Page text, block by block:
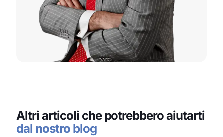
Altri articoli che potrebbero aiutarti
dal nostro blog